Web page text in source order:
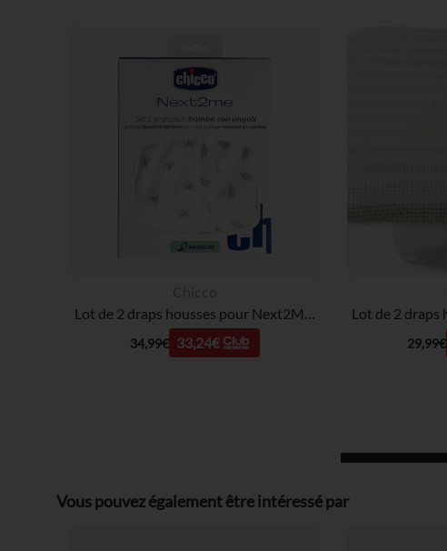
Lot de 2 draps housses pour Next2Me Bambou Greenery
34,99€ 33,24€ 29,99€
Vous pouvez également être intéressé par